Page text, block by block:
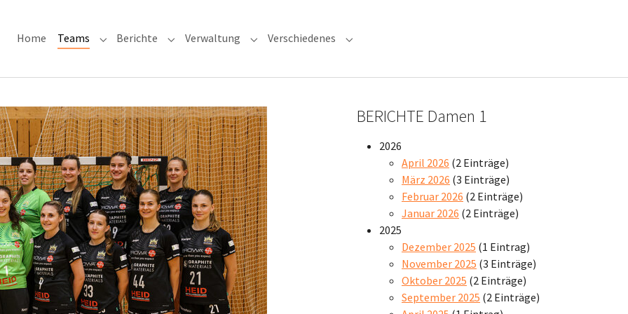
Home Teams Submenu for "Teams"
Berichte Submenu for "Berichte"
Verwaltung Submenu for "Verwaltung"
Verschiedenes Submenu for "Verschiedenes"
BERICHTE Damen 1
2026
April 2026 (2 Einträge)
März 2026 (3 Einträge)
Februar 2026 (2 Einträge)
Januar 2026 (2 Einträge)
2025
Dezember 2025 (1 Eintrag)
November 2025 (3 Einträge)
Oktober 2025 (2 Einträge)
September 2025 (2 Einträge)